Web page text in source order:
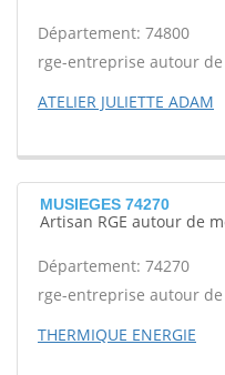
Département: 74800
rge-entreprise autour
ATELIER JULIETTE ADAM
MUSIEGES 74270
Artisan RGE autour de
Département: 74270
rge-entreprise autour
THERMIQUE ENERGIE